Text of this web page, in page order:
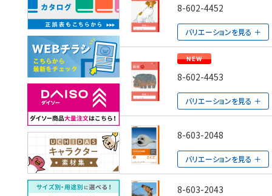
8-602-4452
バリエーションを見る
8-602-4453
バリエーションを見る
8-603-2048
バリエーションを見る
8-603-2043